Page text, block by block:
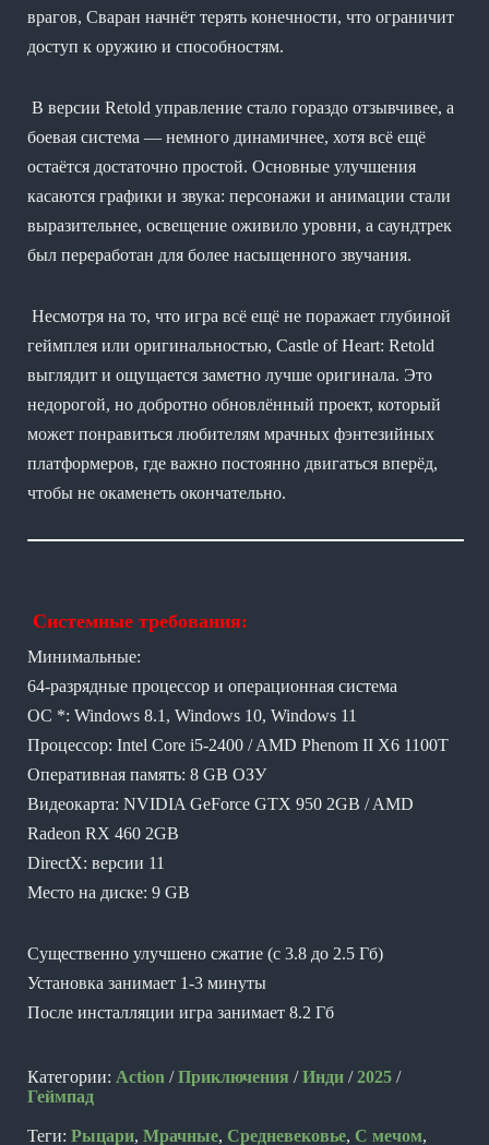
врагов, Сваран начнёт терять конечности, что ограничит
доступ к оружию и способностям.
В версии Retold управление стало гораздо отзывчивее, а
боевая система — немного динамичнее, хотя всё ещё
остаётся достаточно простой. Основные улучшения
касаются графики и звука: персонажи и анимации стали
выразительнее, освещение оживило уровни, а саундтрек
был переработан для более насыщенного звучания.
Несмотря на то, что игра всё ещё не поражает глубиной
геймплея или оригинальностью, Castle of Heart: Retold
выглядит и ощущается заметно лучше оригинала. Это
недорогой, но добротно обновлённый проект, который
может понравиться любителям мрачных фэнтезийных
платформеров, где важно постоянно двигаться вперёд,
чтобы не окаменеть окончательно.
Системные требования:
Минимальные:
64-разрядные процессор и операционная система
ОС *: Windows 8.1, Windows 10, Windows 11
Процессор: Intel Core i5-2400 / AMD Phenom II X6 1100T
Оперативная память: 8 GB ОЗУ
Видеокарта: NVIDIA GeForce GTX 950 2GB / AMD
Radeon RX 460 2GB
DirectX: версии 11
Место на диске: 9 GB
Существенно улучшено сжатие (с 3.8 до 2.5 Гб)
Установка занимает 1-3 минуты
После инсталляции игра занимает 8.2 Гб
Категории: Action /Приключения /Инди /2025 /
Геймпад
Теги: Рыцари, Мрачные, Средневековье, С мечом,